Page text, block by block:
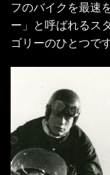
フのバイクを最速
ー」と呼ばれるス
ゴリーのひとつです